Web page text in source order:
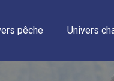
pêche Univers